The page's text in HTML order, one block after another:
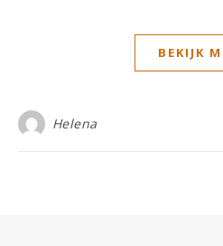
BEKIJK
Helena